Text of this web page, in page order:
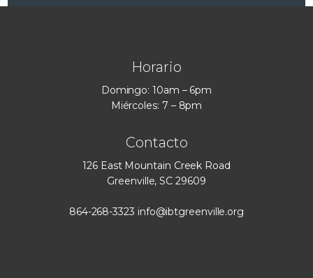
Horario
Domingo: 10am – 6pm
Miércoles: 7 – 8pm
Contacto
126 East Mountain Creek Road
Greenville, SC 29609
864-268-3323 info@ibtgreenville.org